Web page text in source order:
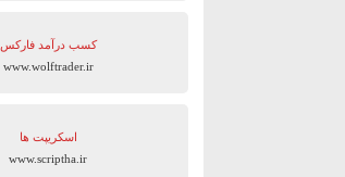
کسب درآمد فارکس
www.wolftrader.ir
اسکریپت ها
www.scriptha.ir